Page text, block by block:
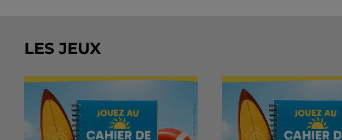
LES JEUX